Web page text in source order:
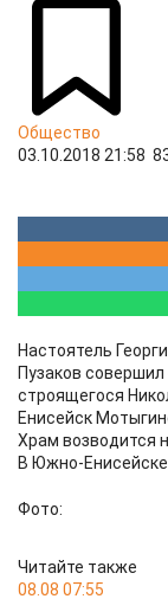
Общество
03.10.2018 21:58
Настоятель
Пузаков
строящегося
Енисейск
Храм возводится
В Южно-
Фото:
Читайте также
08.08 07:55